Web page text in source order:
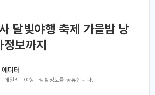
달빛야행 축제 가을밤 낭
보까지
디터
데일리 · 여행 · 생활정보를 공유합니다.